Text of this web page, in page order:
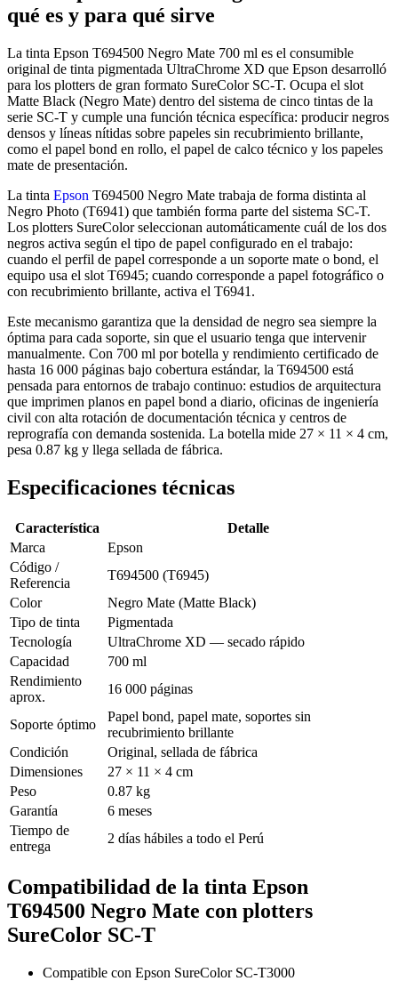
qué es y para qué sirve
La tinta Epson T694500 Negro Mate 700 ml es el consumible
original de tinta pigmentada UltraChrome XD que Epson desarrolló
para los plotters de gran formato SureColor SC-T. Ocupa el slot
Matte Black (Negro Mate) dentro del sistema de cinco tintas de la
serie SC-T y cumple una función técnica específica: producir negros
densos y líneas nítidas sobre papeles sin recubrimiento brillante,
como el papel bond en rollo, el papel de calco técnico y los papeles
mate de presentación.
La tinta Epson T694500 Negro Mate trabaja de forma distinta al
Negro Photo (T6941) que también forma parte del sistema SC-T.
Los plotters SureColor seleccionan automáticamente cuál de los dos
negros activa según el tipo de papel configurado en el trabajo:
cuando el perfil de papel corresponde a un soporte mate o bond, el
equipo usa el slot T6945; cuando corresponde a papel fotográfico o
con recubrimiento brillante, activa el T6941.
Este mecanismo garantiza que la densidad de negro sea siempre la
óptima para cada soporte, sin que el usuario tenga que intervenir
manualmente. Con 700 ml por botella y rendimiento certificado de
hasta 16 000 páginas bajo cobertura estándar, la T694500 está
pensada para entornos de trabajo continuo: estudios de arquitectura
que imprimen planos en papel bond a diario, oficinas de ingeniería
civil con alta rotación de documentación técnica y centros de
reprografía con demanda sostenida. La botella mide 27 × 11 × 4 cm,
pesa 0.87 kg y llega sellada de fábrica.
Especificaciones técnicas
Característica
Detalle
Marca
Epson
Código /
Referencia
T694500 (T6945)
Color
Negro Mate (Matte Black)
Tipo de tinta
Pigmentada
Tecnología
UltraChrome XD — secado rápido
Capacidad
700 ml
Rendimiento
aprox.
16 000 páginas
Soporte óptimo
Papel bond, papel mate, soportes sin
recubrimiento brillante
Condición
Original, sellada de fábrica
Dimensiones
27 × 11 × 4 cm
Peso
0.87 kg
Garantía
6 meses
Tiempo de
entrega
2 días hábiles a todo el Perú
Compatibilidad de la tinta Epson
T694500 Negro Mate con plotters
SureColor SC-T
Compatible con Epson SureColor SC-T3000